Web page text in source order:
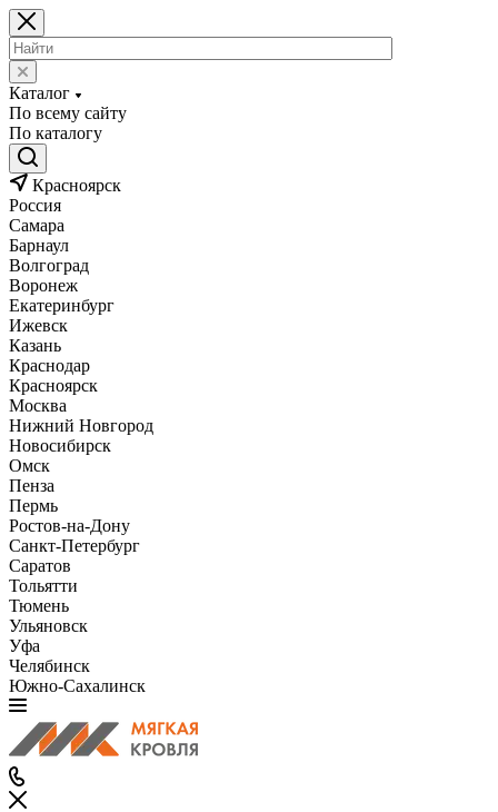
Каталог
По всему сайту
По каталогу
Красноярск
Россия
Самара
Барнаул
Волгоград
Воронеж
Екатеринбург
Ижевск
Казань
Краснодар
Красноярск
Москва
Нижний Новгород
Новосибирск
Омск
Пенза
Пермь
Ростов-на-Дону
Санкт-Петербург
Саратов
Тольятти
Тюмень
Ульяновск
Уфа
Челябинск
Южно-Сахалинск